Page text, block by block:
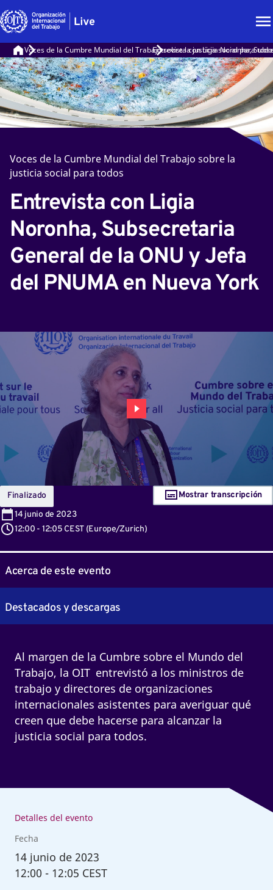
Voces de la Cumbre Mundial del Trabajo sobre la justicia social para
Entrevista con Ligia Noronha,
Voces de la Cumbre Mundial del Trabajo sobre la
justicia social para todos
Entrevista con Ligia
Noronha, Subsecretaria
General de la ONU y Jefa
del PNUMA en Nueva York
Finalizado
14junio de 2023
12:00 - 12:05 CEST(Europe/Zurich)
Mostrar transcripción
Acerca de este evento
Destacados y descargas
Al margen de la Cumbre sobre el Mundo del
Trabajo, la OIT entrevistó a los ministros de
trabajo y directores de organizaciones
internacionales asistentes para averiguar qué
creen que debe hacerse para alcanzar la
justicia social para todos.
Detalles del evento
Fecha
14 junio de 2023
12:00 - 12:05 CEST